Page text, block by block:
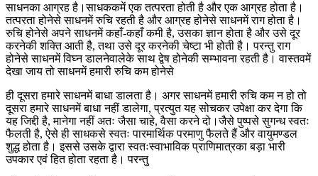
साधनका आग्रह है।साधककमें एक तत्परता होती है और एक आग्रह होता है।
तत्परता होनेसे साधनमें रुचि रहती है और आग्रह होनेसे साधनमें राग होता है।
रुचि होनेसे अपने साधनमें कहाँ-कहाँ कमी है, उसका ज्ञान होता है और उसे दूर
करनेकी शक्ति आती है, तथा उसे दूर करनेकी चेष्टा भी होती है। परन्तु राग
होनेसे साधनमें विघ्न डालनेवालेके साथ द्वेष होनेकी सम्भावना रहती है। वास्तवमें
देखा जाय तो साधनमें हमारी रुचि कम होनेसे
ही दूसरा हमारे साधनमें बाधा डालता है। अगर साधनमें हमारी रुचि कम न हो तो
दूसरा हमारे साधनमें बाधा नहीं डालेगा, प्रत्युत यह सोचकर उपेक्षा कर देगा कि
यह जिद्दी है, मानेगा नहीं अतः जैसा चाहे, वैसा करने दो।जैसे पुष्पसे सुगन्ध स्वतः
फैलती है, ऐसे ही साधकसे स्वतः पारमार्थिक परमाणु फैलते हैं और वायुमण्डल
शुद्ध होता है। इससे उसके द्वारा स्वतःस्वाभाविक प्राणिमात्रका बड़ा भारी
उपकार एवं हित होता रहता है। परन्तु